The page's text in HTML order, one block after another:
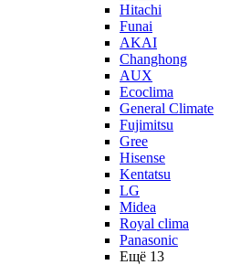
Hitachi
Funai
AKAI
Changhong
AUX
Ecoclima
General Climate
Fujimitsu
Gree
Hisense
Kentatsu
LG
Midea
Royal clima
Panasonic
Ещё 13